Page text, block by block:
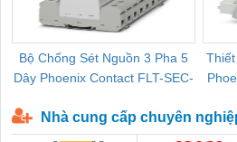
Bộ Chống Sét Nguồn 3 Pha 5
Dây Phoenix Contact FLT-SEC-
Nhà cung cấp chuyên